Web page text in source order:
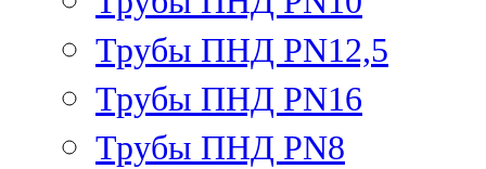
Трубы ПНД PN12,5
Трубы ПНД PN16
Трубы ПНД PN8